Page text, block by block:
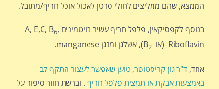
הממצא, שהם ממליצים לחולי סרטן לאכול אוכל חריף/מתובל.
בנוסף לקפסיקאין, פלפל חריף עשיר בויטמינים A, E,C, B 6,
Riboflavin (או B
2 ), אשלגן ומנגן manganese.
אחד, ד"ר גון קריסטופר, טוען שאפשר לעצור התקף לב
באמצעות אבקת או תמצית פלפל חריף . וברשת חוזר סיפור על